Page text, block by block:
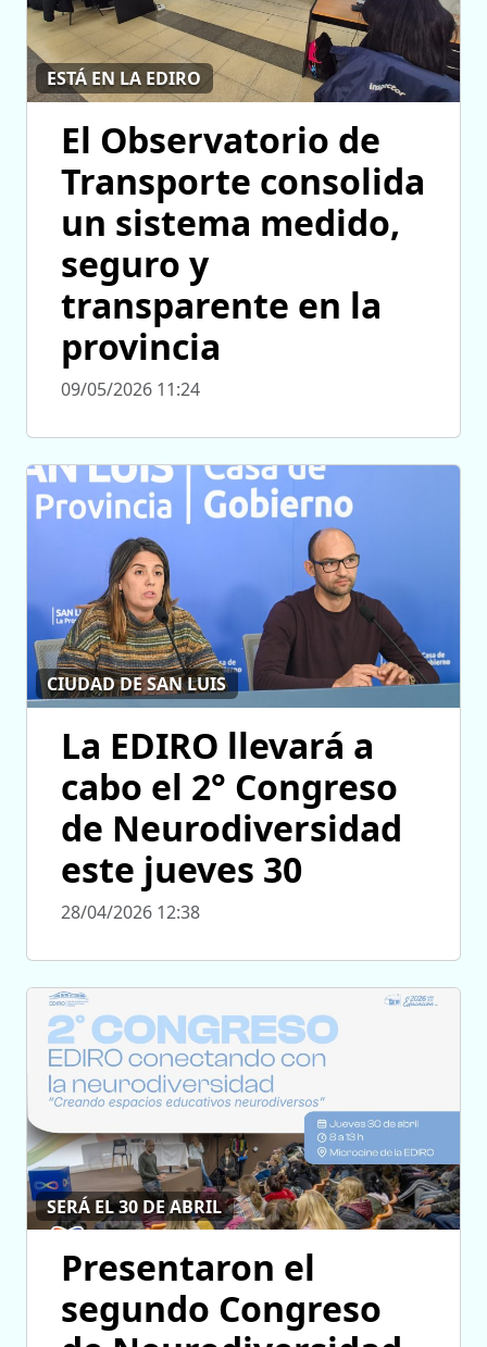
ESTÁ EN LA EDIRO
El Observatorio de
Transporte consolida
un sistema medido,
seguro y
transparente en la
provincia
09/05/2026 11:24
CIUDAD DE SAN LUIS
La EDIRO llevará a
cabo el 2° Congreso
de Neurodiversidad
este jueves 30
28/04/2026 12:38
SERÁ EL 30 DE ABRIL
Presentaron el
segundo Congreso